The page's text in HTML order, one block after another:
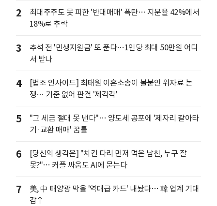
2
최대주주도 못 피한 '반대매매' 폭탄… 지분율 42%에서
18%로 추락
3
추석 전 '민생지원금' 또 푼다…1인당 최대 50만원 어디
서 받나
4
[법조 인사이드] 최태원 이혼소송이 불붙인 위자료 논
쟁… 기준 없어 판결 '제각각'
5
"그 세금 절대 못 낸다"… 양도세 공포에 '제자리 갈아타
기·교환 매매' 꿈틀
6
[당신의 생각은] "치킨 다리 먼저 먹은 남친, 누구 잘
못?"… 커플 싸움도 AI에 묻는다
7
美, 中 태양광 막을 '역대급 카드' 내놨다… 韓 업계 기대
감↑